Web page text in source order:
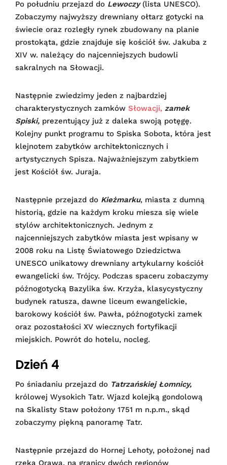
Po południu przejazd do Lewoczy (lista UNESCO).
Zobaczymy najwyższy drewniany ołtarz gotycki na
świecie oraz rozległy rynek zbudowany na planie
prostokąta, gdzie znajduje się kościół św. Jakuba z
XIV w. należący do najcenniejszych budowli
sakralnych na Słowacji.
Następnie zwiedzimy jeden z najbardziej
charakterystycznych zamków Słowacji, zamek
Spiski, prezentujący już z daleka swoją potęgę.
Kolejny punkt programu to Spiska Sobota, która jest
klejnotem zabytków architektonicznych i
artystycznych Spisza. Najważniejszym zabytkiem
jest Kościół św. Juraja.
Następnie przejazd do Kieżmarku, miasta z dumną
historią, gdzie na każdym kroku miesza się wiele
stylów architektonicznych. Jednym z
najcenniejszych zabytków miasta jest wpisany w
2008 roku na Listę Światowego Dziedzictwa
UNESCO unikatowy drewniany artykularny kościół
ewangelicki św. Trójcy. Podczas spaceru zobaczymy
późnogotycką Bazylika św. Krzyża, klasycystyczny
budynek ratusza, dawne liceum ewangelickie,
barokowy kościół św. Pawła, późnogotycki zamek
oraz pozostałości XV wiecznych fortyfikacji
miejskich. Powrót do hotelu, nocleg.
Dzień 4
Po śniadaniu przejazd do Tatrzańskiej Łomnicy,
królowej Wysokich Tatr. Wjazd kolejką gondolową
na Skalisty Staw położony 1751 m n.p.m., skąd
zobaczymy piękną panoramę Tatr.
Następnie przejazd do Hornej Lehoty, położonej nad
rzeką Orawą, na granicy dwóch regionów